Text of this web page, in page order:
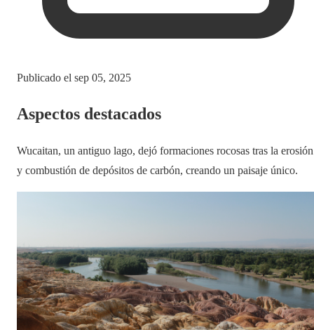
Publicado el sep 05, 2025
Aspectos destacados
Wucaitan, un antiguo lago, dejó formaciones rocosas tras la erosión
y combustión de depósitos de carbón, creando un paisaje único.